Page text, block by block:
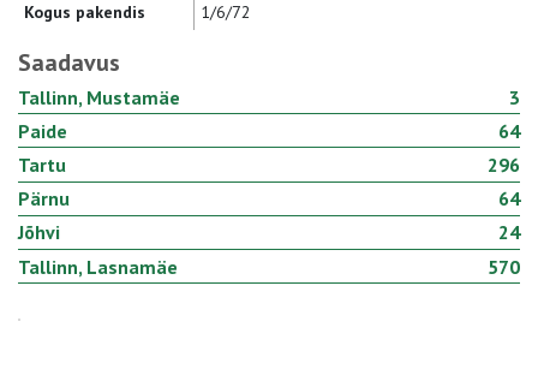
Kogus pakendis 1/6/72
Saadavus
Tallinn, Mustamäe
3
Paide
64
Tartu
296
Pärnu
64
Jõhvi
24
Tallinn, Lasnamäe
570